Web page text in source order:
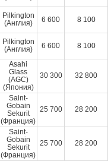
Pilkington
(Англия)
6 600 8 100
Pilkington
(Англия)
6 600 8 100
Asahi
Glass
(AGC)
(Япония)
30 300 32 800
Saint-
Gobain
Sekurit
(Франция)
25 700 28 200
Saint-
Gobain
Sekurit
(Франция)
25 700 28 200